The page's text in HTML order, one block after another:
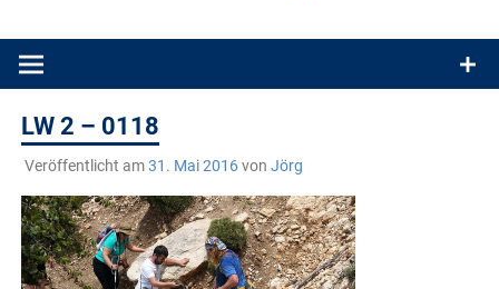
Produkttests und Buchrezensionen. Ein Blog für alle, die gern
LW 2 – 0118
Veröffentlicht am31. Mai 2016von Jörg